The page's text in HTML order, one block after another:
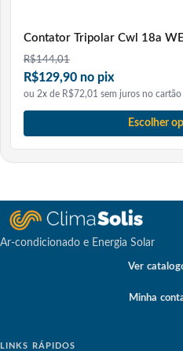
como missão servir e
inovação e da sustentabilidade!
Conte conosco e juntos
cada projeto que você executar!
Contator Tripolar Cwl 18a
R$144,01
R$129,90 no pix
ou 2x de R$72,01 sem juros no cartão
Escolher
Ar-condicionado e Energia Solar
Ver
Minha
LINKS RÁPIDOS